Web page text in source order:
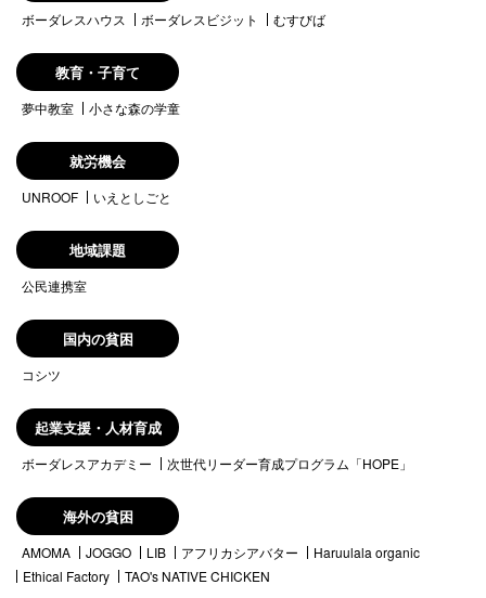
ボーダレスハウス ボーダレスビジット むすびば
教育・子育て
夢中教室 小さな森の学童
就労機会
UNROOF いえとしごと
地域課題
公民連携室
国内の貧困
コシツ
起業支援・人材育成
ボーダレスアカデミー 次世代リーダー育成プログラム「HOPE」
海外の貧困
AMOMA JOGGO LIB アフリカシアバター
Haruulala organic
Ethical Factory
TAO's NATIVE CHICKEN